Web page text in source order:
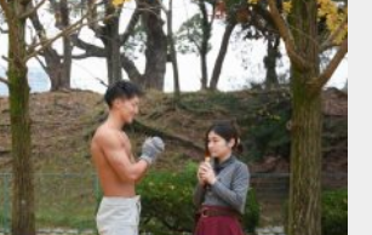
Update: 2021.07.8
ッチョ その他 AKIHITO(細マッチョ) 上腕三頭筋
肩
ロード